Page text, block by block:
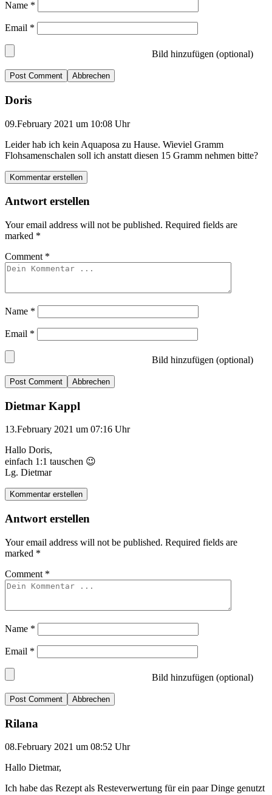
Name *
Email *
Bild hinzufügen (optional)
Abbrechen
Doris
09.February 2021 um 10:08 Uhr
Leider hab ich kein Aquaposa zu Hause. Wieviel Gramm
Flohsamenschalen soll ich anstatt diesen 15 Gramm nehmen bitte?
Kommentar erstellen
Antwort erstellen
Your email address will not be published. Required fields are
marked *
Comment *
Name *
Email *
Bild hinzufügen (optional)
Abbrechen
Dietmar Kappl
13.February 2021 um 07:16 Uhr
Hallo Doris,
einfach 1:1 tauschen 😉
Lg. Dietmar
Kommentar erstellen
Antwort erstellen
Your email address will not be published. Required fields are
marked *
Comment *
Name *
Email *
Bild hinzufügen (optional)
Abbrechen
Rilana
08.February 2021 um 08:52 Uhr
Hallo Dietmar,
Ich habe das Rezept als Resteverwertung für ein paar Dinge genutzt